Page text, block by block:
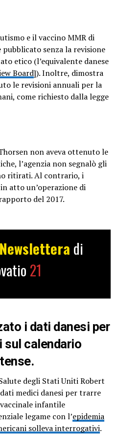
e il vaccino MMR di
senza la revisione
etico (l’equivalente danese
Board]). Inoltre, dimostra
le revisioni annuali per la
come richiesto dalla legge
non aveva ottenuto le
l’agenzia non segnalò gli
ritirati. Al contrario, i
atto un’operazione di
del 2017.
Newslettera di
21
i dati danesi per
sul calendario
degli Stati Uniti Robert
medici danesi per trarre
infantile
legame con l’epidemia
solleva interrogativi.